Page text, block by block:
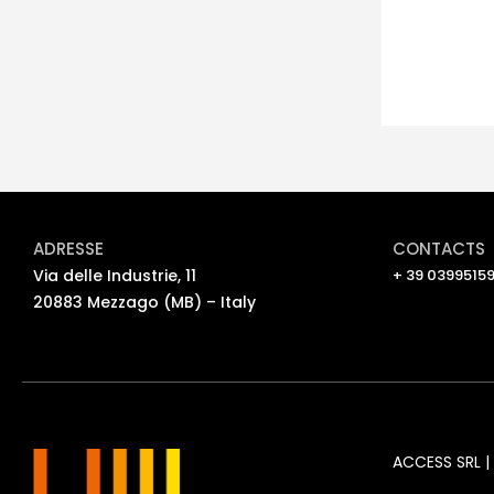
ADRESSE
Via delle Industrie, 11
20883 Mezzago (MB) – Italy
CONTACTS
+ 39
ACCESS SRL